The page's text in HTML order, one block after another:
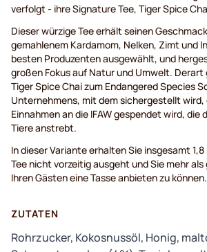
verfolgt - ihre Signature Tee, Tiger Spice
Dieser würzige Tee erhält seinen
gemahlenem Kardamom, Nelken, Zimt und
besten Produzenten ausgewählt, und
großen Fokus auf Natur und Umwelt. Derart
Tiger Spice Chai zum Endangered Species
Unternehmens, mit dem sichergestellt wird,
Einnahmen an die IFAW gespendet wird, die
Tiere anstrebt.
In dieser Variante erhalten Sie insgesamt
Tee nicht vorzeitig ausgeht und Sie mehr als
Ihren Gästen eine Tasse anbieten zu können.
ZUTATEN
Rohrzucker, Kokosnussöl, Honig,